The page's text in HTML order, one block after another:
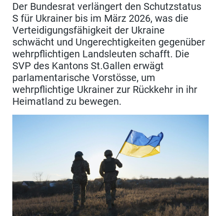
Der Bundesrat verlängert den Schutzstatus
S für Ukrainer bis im März 2026, was die
Verteidigungsfähigkeit der Ukraine
schwächt und Ungerechtigkeiten gegenüber
wehrpflichtigen Landsleuten schafft. Die
SVP des Kantons St.Gallen erwägt
parlamentarische Vorstösse, um
wehrpflichtige Ukrainer zur Rückkehr in ihr
Heimatland zu bewegen.